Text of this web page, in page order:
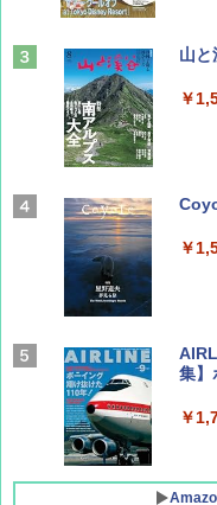
山と
￥
￥
集】
￥